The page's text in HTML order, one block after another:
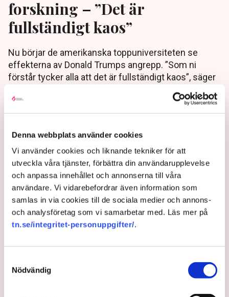
Denna webbplats använder cookies
Vi använder cookies och liknande tekniker för att
utveckla våra tjänster, förbättra din användarupplevelse
och anpassa innehållet och annonserna till våra
användare. Vi vidarebefordrar även information som
samlas in via cookies till de sociala medier och annons-
och analysföretag som vi samarbetar med. Läs mer på
tn.se/integritet-personuppgifter/.
Nödvändig
forskning – ”Det är
fullständigt kaos”
Nu börjar de amerikanska toppuniversiteten se
effekterna av Donald Trumps angrepp. ”Som ni
förstår tycker alla att det är fullständigt kaos”, säger
forskaren Mathias Uhlén. Trumps politik slår även
mot svensk forskning som tvingas välja mellan USA
och den allt starkare forskningsnationen Kina.
8 months ago | Av: Henrik Svidén
Stjärnforskaren: Så ska jag